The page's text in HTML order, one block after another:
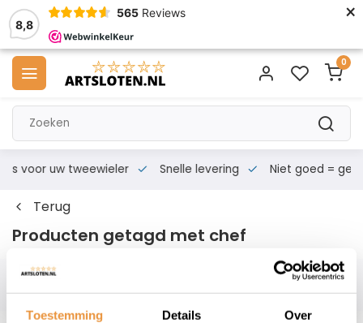
Toestemming Details Over
8,8
565 Reviews ×
0
voor uw tweewieler Snelle levering Niet goed = geld
Terug
Producten getagd met chef
Filters